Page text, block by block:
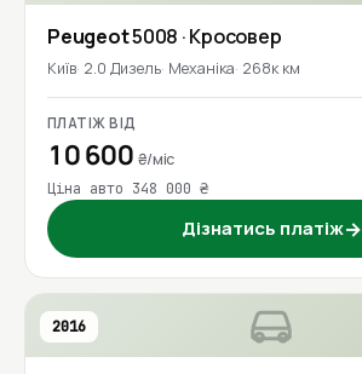
Peugeot5008 · Кросовер
Київ 2.0 Дизель Механіка 268к км
ПЛАТІЖ ВІД
10 600 ₴/міс
Ціна авто 348 000 ₴
Дізнатись платіж→
2016